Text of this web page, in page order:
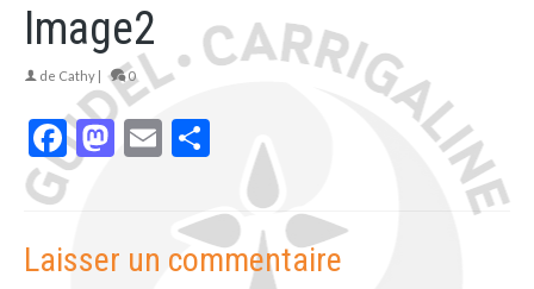
Image2
de Cathy | 0
Facebook
Mastodon
EmailPartager
Laisser un commentaire